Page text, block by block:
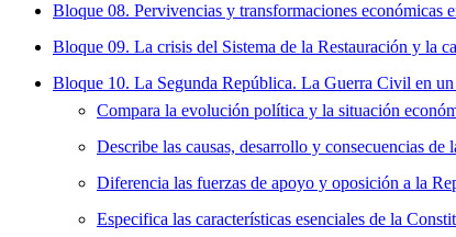
Bloque 08. Pervivencias y transformaciones
Bloque 09. La crisis del Sistema de la Restauración y la
Bloque 10. La Segunda República. La Guerra Civil en
Compara la evolución política y la situación
Describe las causas, desarrollo y consecuencias
Diferencia las fuerzas de apoyo y oposición a la
Especifica las características esenciales de la